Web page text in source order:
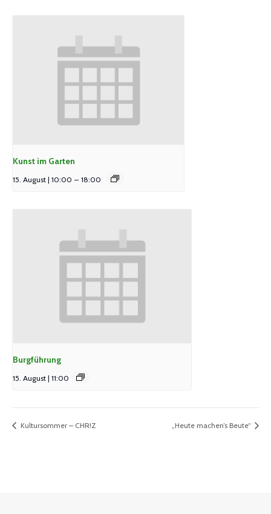
Kunst im Garten
15. August | 10:00 – 18:00
Burgführung
15. August | 11:00
Kultursommer – CHR!Z „Heute machen’s Beute“